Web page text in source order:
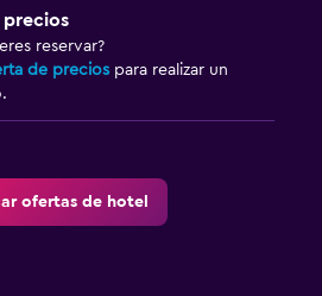
precios
reservar?
de precios para realizar un
ofertas de hotel